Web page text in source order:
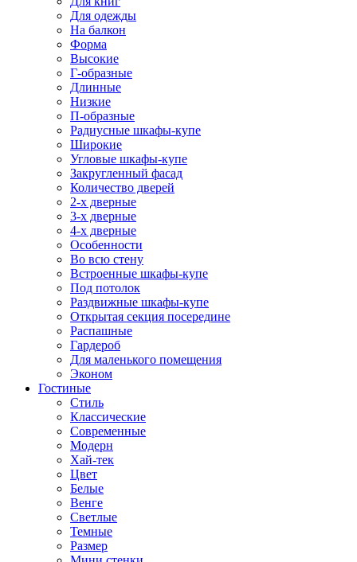
Для одежды
На балкон
Форма
Высокие
Г-образные
Длинные
Низкие
П-образные
Радиусные шкафы-купе
Широкие
Угловые шкафы-купе
Закругленный фасад
Количество дверей
2-х дверные
3-х дверные
4-х дверные
Особенности
Во всю стену
Встроенные шкафы-купе
Под потолок
Раздвижные шкафы-купе
Открытая секция посередине
Распашные
Гардероб
Для маленького помещения
Эконом
Гостиные
Стиль
Классические
Современные
Модерн
Хай-тек
Цвет
Белые
Венге
Светлые
Темные
Размер